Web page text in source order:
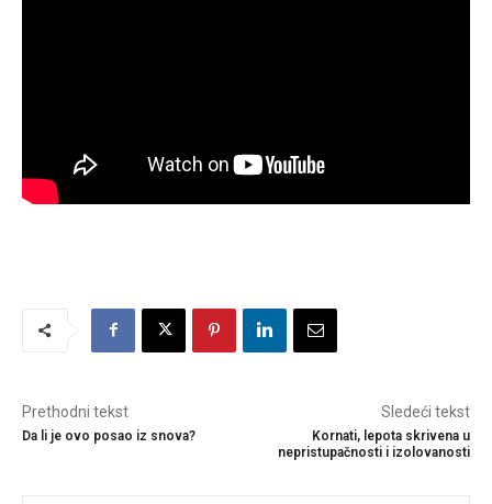
Prethodni tekst
Da li je ovo posao iz snova?
Sledeći tekst
Kornati, lepota skrivena u
nepristupačnosti i izolovanosti